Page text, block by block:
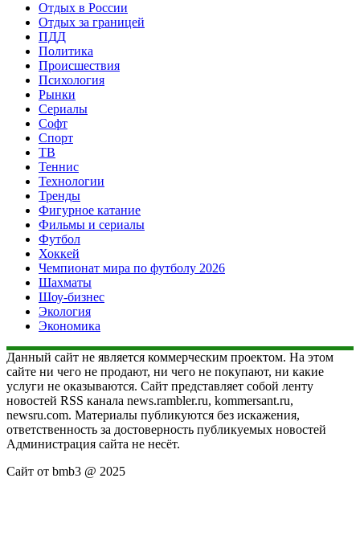
Отдых в России
Отдых за границей
ПДД
Политика
Происшествия
Психология
Рынки
Сериалы
Софт
Спорт
ТВ
Теннис
Технологии
Тренды
Фигурное катание
Фильмы и сериалы
Футбол
Хоккей
Чемпионат мира по футболу 2026
Шахматы
Шоу-бизнес
Экология
Экономика
Данный сайт не является коммерческим проектом. На этом
сайте ни чего не продают, ни чего не покупают, ни какие
услуги не оказываются. Сайт представляет собой ленту
новостей RSS канала news.rambler.ru, kommersant.ru,
newsru.com. Материалы публикуются без искажения,
ответственность за достоверность публикуемых новостей
Администрация сайта не несёт.
Сайт от bmb3 @ 2025